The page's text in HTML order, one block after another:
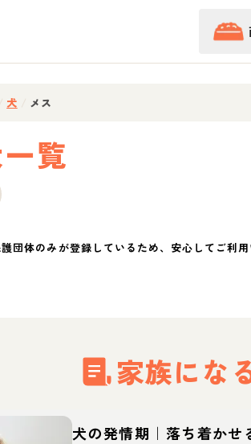
犬 メス
覧
団体のみが登録しているため、安心してご利
家族にな
犬の発情期｜落ち着かせ